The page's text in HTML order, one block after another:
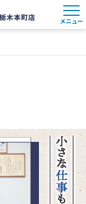
メニュー